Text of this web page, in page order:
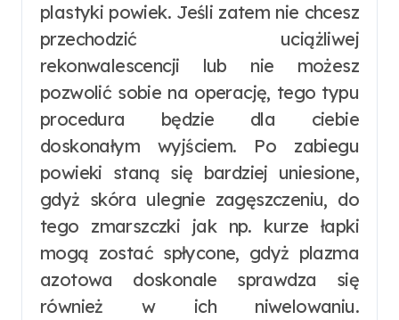
plastyki powiek. Jeśli zatem nie chcesz
przechodzić uciążliwej
rekonwalescencji lub nie możesz
pozwolić sobie na operację, tego typu
procedura będzie dla ciebie
doskonałym wyjściem. Po zabiegu
powieki staną się bardziej uniesione,
gdyż skóra ulegnie zagęszczeniu, do
tego zmarszczki jak np. kurze łapki
mogą zostać spłycone, gdyż plazma
azotowa doskonale sprawdza się
również w ich niwelowaniu.